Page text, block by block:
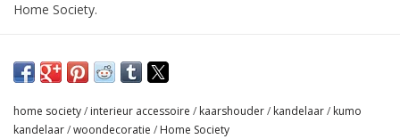
Home Society.
In de maten S en L.
Let op: Alleen geschikt voor XL dinerkaarsen en stompkaarsen
van Home Society.
home society/ interieur accessoire / kaarshouder/ kandelaar/ kumo
kandelaar/woondecoratie / Home Society